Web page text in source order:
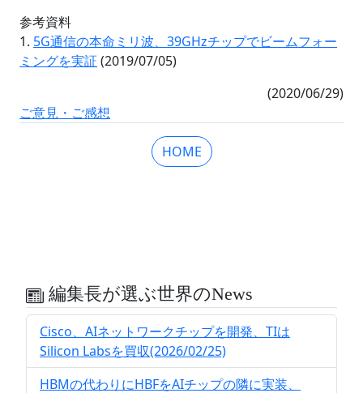
参考資料
1. 5G通信の本命ミリ波、39GHzチップでビームフォー
ミングを実証(2019/07/05)
(2020/06/29)
ご意見・ご感想
HOME
編集長が選ぶ世界のNews
Cisco、AIネットワークチップを開発、TIは
Silicon Labsを買収(2026/02/25)
HBMの代わりにHBFをAIチップの隣に実装、